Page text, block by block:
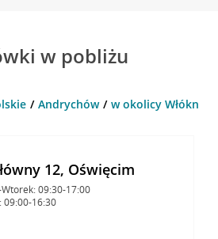
w pobliżu
Andrychów w okolicy
12, Oświęcim
Wtorek: 09:30-17:00
09:00-16:30